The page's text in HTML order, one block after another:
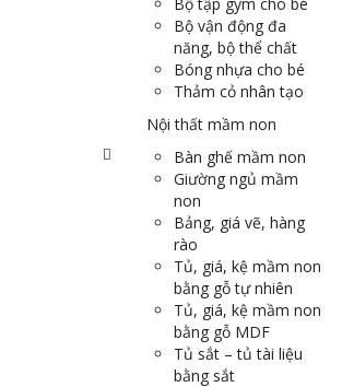
Bộ vận động đa
năng, bộ thể chất
Bóng nhựa cho bé
Thảm cỏ nhân tạo
Nội thất mầm non
Bàn ghế mầm non
Giường ngủ mầm
non
Bảng, giá vẽ, hàng
rào
Tủ, giá, kệ mầm non
bằng gỗ tự nhiên
Tủ, giá, kệ mầm non
bằng gỗ MDF
Tủ sắt – tủ tài liệu
bằng sắt